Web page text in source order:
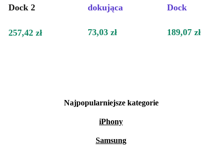
Dock 2
dokująca
Dock
257,42 zł 73,03 zł 189,07 zł
Najpopularniejsze kategorie
iPhony
Samsung